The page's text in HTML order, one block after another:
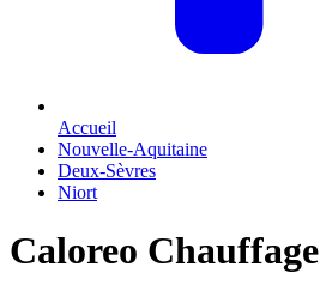
Accueil
Nouvelle-Aquitaine
Deux-Sèvres
Niort
Caloreo Chauffage